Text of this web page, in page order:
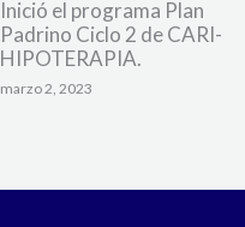
Inició el programa Plan
Padrino Ciclo 2 de CARI-
HIPOTERAPIA.
marzo 2, 2023